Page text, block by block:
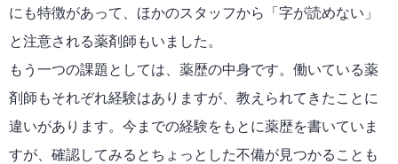
にも特徴があって、ほかのスタッフから「字が読めない」
と注意される薬剤師もいました。
もう一つの課題としては、薬歴の中身です。働いている薬
剤師もそれぞれ経験はありますが、教えられてきたことに
違いがあります。今までの経験をもとに薬歴を書いていま
すが、確認してみるとちょっとした不備が見つかることも